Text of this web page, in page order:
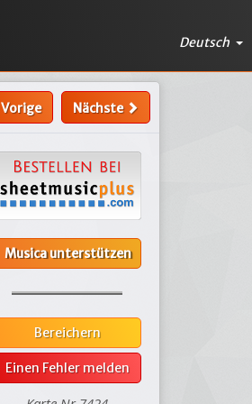
Deutsch
Vorige Nächste
Musica unterstützen
Bereichern
Einen Fehler melden